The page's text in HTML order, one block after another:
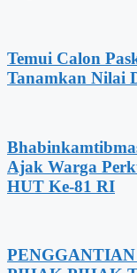
Temui Calon
Tanamkan Nilai
Ajak Warga
HUT Ke-81 RI